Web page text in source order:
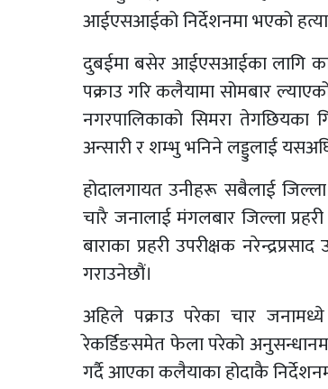
आईएसआईको निर्देशनमा भएको
दुबईमा बसेर आईएसआईका लागि
पक्राउ गरि कलैयामा सोमबार
नगरपालिकाको सिमरा तेगछियका
अन्सारी र शम्भु भनिने लड्डुलाई
होदालगायत उनीहरू सबैलाई जिल्ला
चारै जनालाई मंगलबार जिल्ला
बाराका प्रहरी उपरीक्षक
गराउनेछौं।
अहिले पक्राउ परेका चार
रेकर्डिङसमेत फेला परेको
गर्दै आएका कलैयाका होदाकै